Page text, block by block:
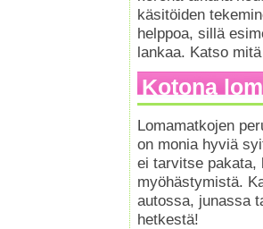
käsitöiden
helppoa, sillä
lankaa. Katso
Kotona
Lomamatkojen
on monia hyviä
ei tarvitse pakata,
myöhästymistä.
autossa, junassa
hetkestä!